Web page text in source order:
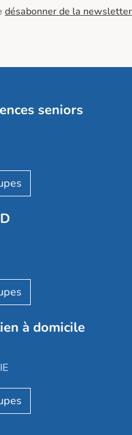
désabonner de la newsletter
seniors
à domicile